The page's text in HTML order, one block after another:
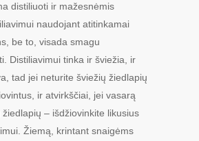
distiliuoti ir mažesnėmis
naudojant atitinkamai
be to, visada smagu
Distiliavimui tinka ir šviežia, ir
tad jei neturite šviežių žiedlapių
ir atvirkščiai, jei vasarą
– išdžiovinkite likusius
Žiemą, krintant snaigėms